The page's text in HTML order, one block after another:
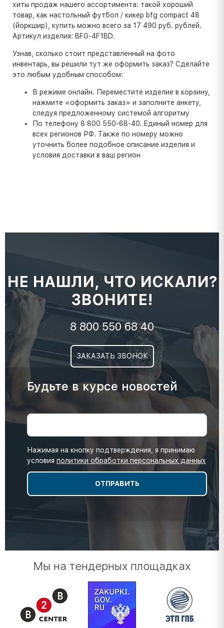
хиты продаж нашего ассортимента: такой хороший
товар, как настольный футбол / кикер bfg compact 48
(йоркшир), купить можно всего за 17 490 руб. рублей.
Артикул изделия: BFG-4F1BD.
Узнав, сколько стоит представленный на фото
инвентарь, вы решили тут же оформить заказ? Сделайте
это любым удобным способом:
В режиме онлайн. Переместите изделие в корзину,
нажмите «оформить заказ» и заполните анкету,
следуя предложенному системой алгоритму
По телефону 8 800 550-68-40. Единый номер для
всех регионов РФ. Также по номеру можно
уточнить более подобное описание изделия и
условия доставки в ваш регион
НЕ НАШЛИ, ЧТО ИСКАЛИ?
ЗВОНИТЕ!
8 800 550 68 40
ЗАКАЗАТЬ ЗВОНОК
Будьте в курсе новостей
Нажимая на кнопку подтверждения, я принимаю
условия политики обработки персональных данных
Мы на тендерных площадках